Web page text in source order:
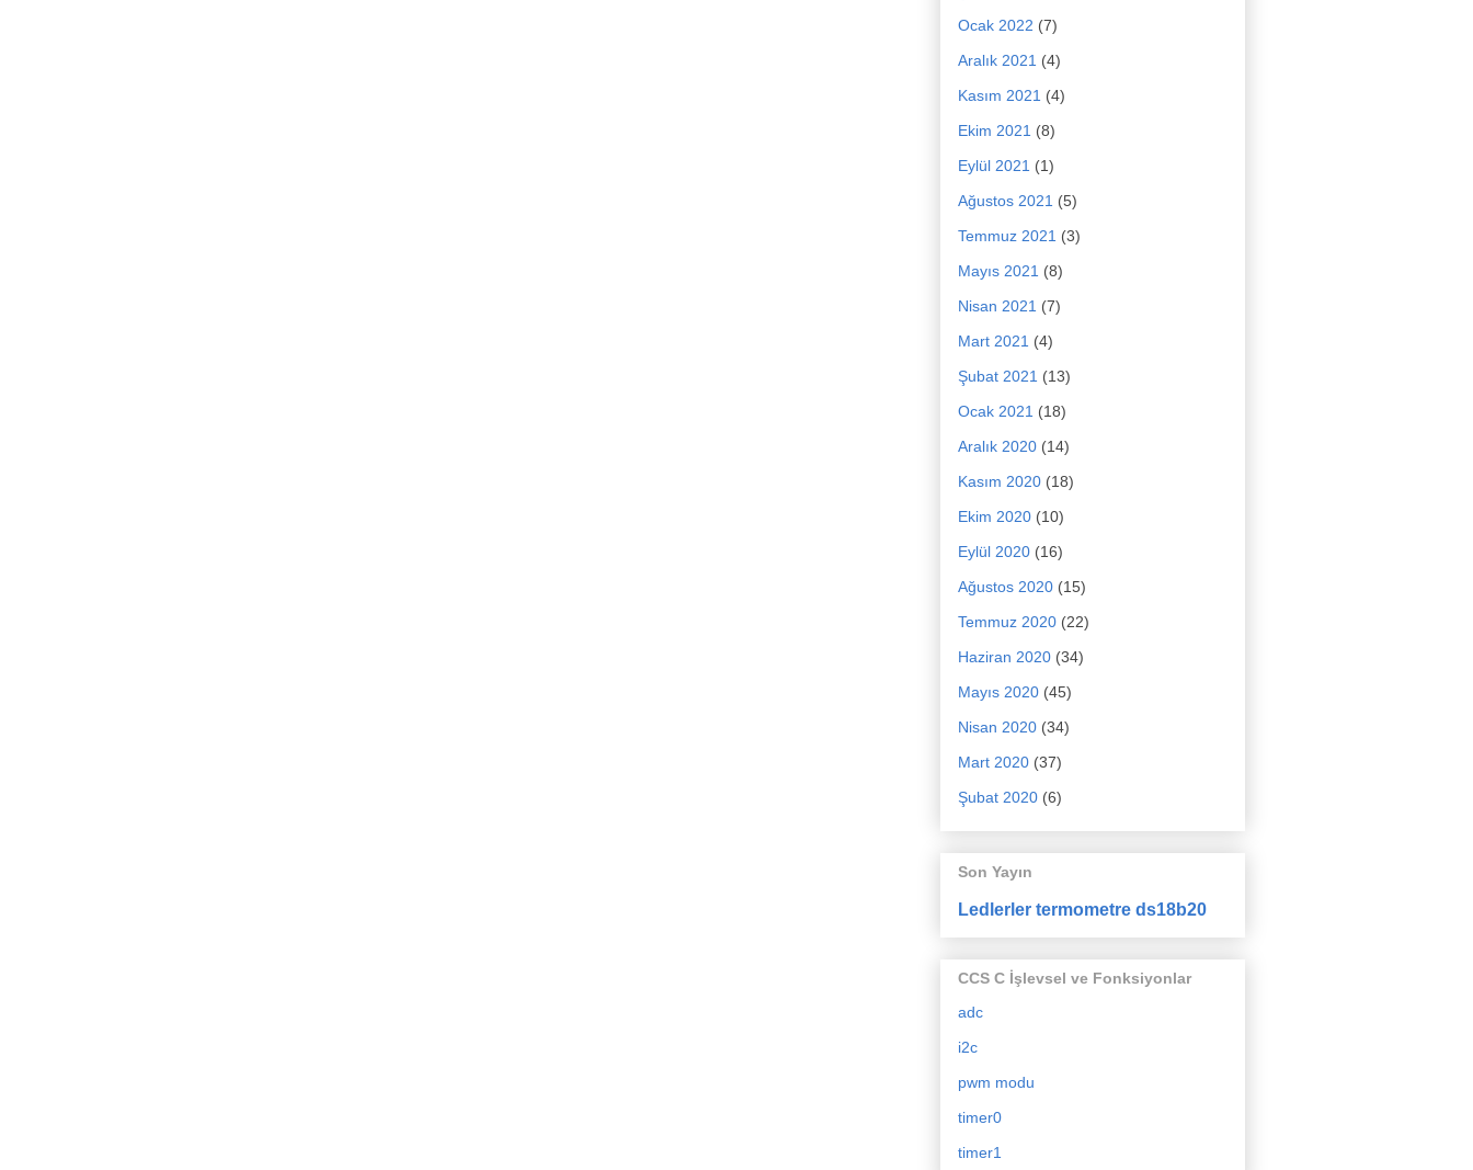
Ocak 2022 (7)
Aralık 2021 (4)
Kasım 2021 (4)
Ekim 2021 (8)
Eylül 2021 (1)
Ağustos 2021 (5)
Temmuz 2021 (3)
Mayıs 2021 (8)
Nisan 2021 (7)
Mart 2021 (4)
Şubat 2021 (13)
Ocak 2021 (18)
Aralık 2020 (14)
Kasım 2020 (18)
Ekim 2020 (10)
Eylül 2020 (16)
Ağustos 2020 (15)
Temmuz 2020 (22)
Haziran 2020 (34)
Mayıs 2020 (45)
Nisan 2020 (34)
Mart 2020 (37)
Şubat 2020 (6)
Son Yayın
Ledlerler termometre ds18b20
CCS C İşlevsel ve Fonksiyonlar
adc
i2c
pwm modu
timer0
timer1